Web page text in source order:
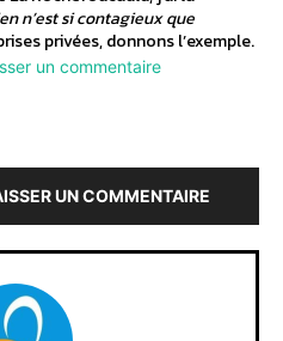
n’est si contagieux que
privées, donnons l’exemple.
un commentaire
UN COMMENTAIRE